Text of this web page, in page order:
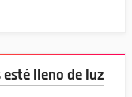
lleno de luz